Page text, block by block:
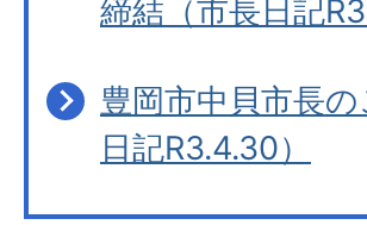
締結（市長日記
豊岡市中貝市長
日記R3.4.30）